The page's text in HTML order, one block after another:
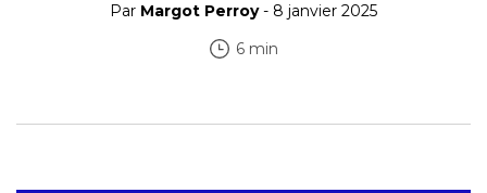
Par Margot Perroy- 8 janvier 2025
6 min